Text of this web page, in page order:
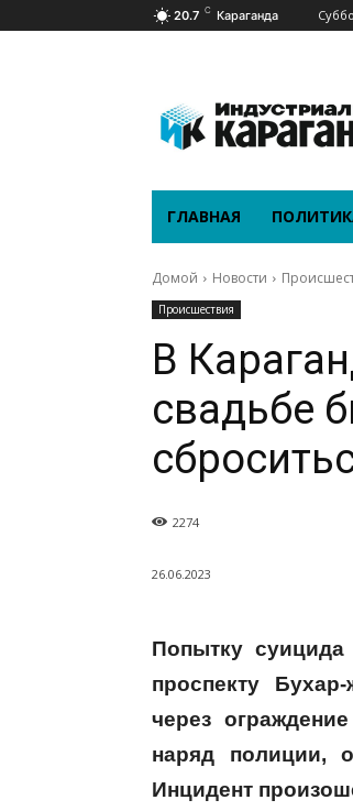
20.7 C Караганда
ГЛАВНАЯ
Домой Новости
Происшествия
В
свадьбе
2274
26.06.2023
Попытку суицида
проспекту
через
наряд полиции,
Инцидент